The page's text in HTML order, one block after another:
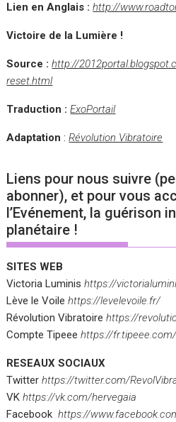
Lien en Anglais : http://
Victoire de la Lumière !
Source : http://
reset.html
Traduction : ExoPortail
Adaptation :Révolution Vibratoire
Liens pour nous suivre
abonner), et pour vous
l’Evénement, la guérison
planétaire !
SITES WEB
Victoria Luminishttps://
Lève le Voilehttps://levelevoile.fr/
Révolution Vibratoirehttps://
Compte Tipeeehttps://
RESEAUX SOCIAUX
Twitterhttps://twitter.com/
VKhttps://vk.com/hervegaia
Facebookhttps://